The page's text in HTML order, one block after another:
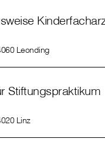
Leonding
Stiftungspraktikum
Linz